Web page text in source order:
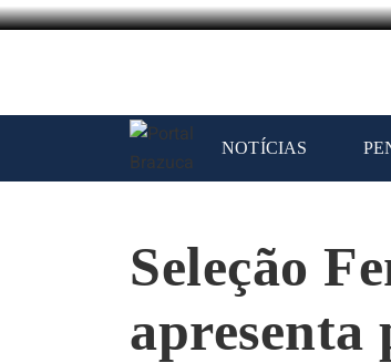
NOTÍCIAS
Seleção
apresenta